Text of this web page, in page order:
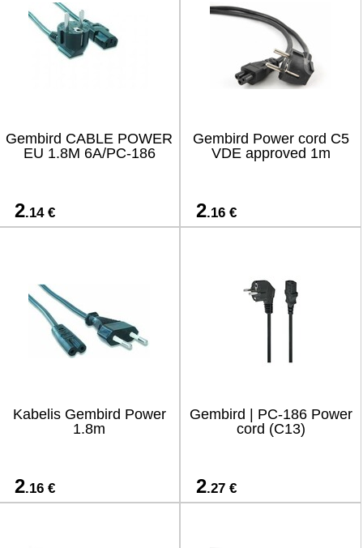
Gembird CABLE POWER
EU 1.8M 6A/PC-186
2.14 €
Gembird Power cord C5
VDE approved 1m
2.16 €
Kabelis Gembird Power
1.8m
2.16 €
Gembird | PC-186 Power
cord (C13)
2.27 €